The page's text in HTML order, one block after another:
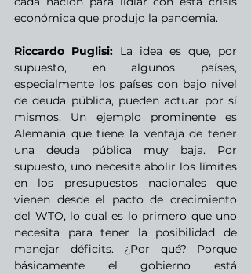
económica que produjo la pandemia.
Riccardo Puglisi: La idea es que, por
supuesto, en algunos países,
especialmente los países con bajo nivel
de deuda pública, pueden actuar por sí
mismos. Un ejemplo prominente es
Alemania que tiene la ventaja de tener
una deuda pública muy baja. Por
supuesto, uno necesita abolir los límites
en los presupuestos nacionales que
vienen desde el pacto de crecimiento
del WTO, lo cual es lo primero que uno
necesita para tener la posibilidad de
manejar déficits. ¿Por qué? Porque
básicamente el gobierno está